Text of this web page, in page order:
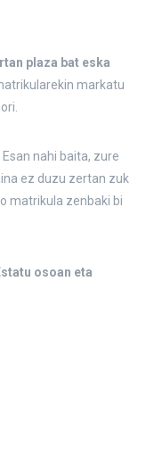
plaza bat eska
markatu
Esan nahi baita, zure
ez duzu zertan zuk
matrikula zenbaki bi
osoan eta